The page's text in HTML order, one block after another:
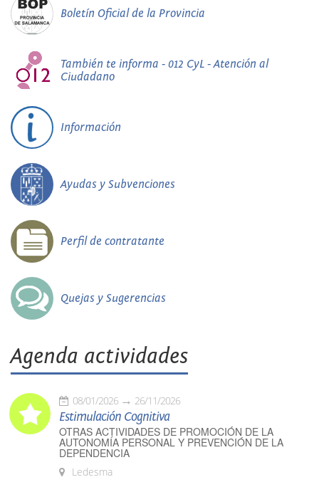
Boletín Oficial de la Provincia
También te informa - 012 CyL - Atención al
Ciudadano
Información
Ayudas y Subvenciones
Perfil de contratante
Quejas y Sugerencias
Agenda actividades
08/01/2026 26/11/2026
Estimulación Cognitiva
OTRAS ACTIVIDADES DE PROMOCIÓN DE LA
AUTONOMÍA PERSONAL Y PREVENCIÓN DE LA
DEPENDENCIA
Ledesma